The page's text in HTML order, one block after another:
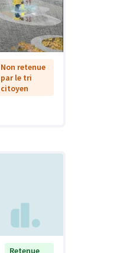
Non retenue
par le tri
citoyen
Retenue